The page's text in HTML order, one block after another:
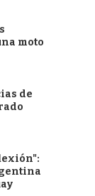
moto
de